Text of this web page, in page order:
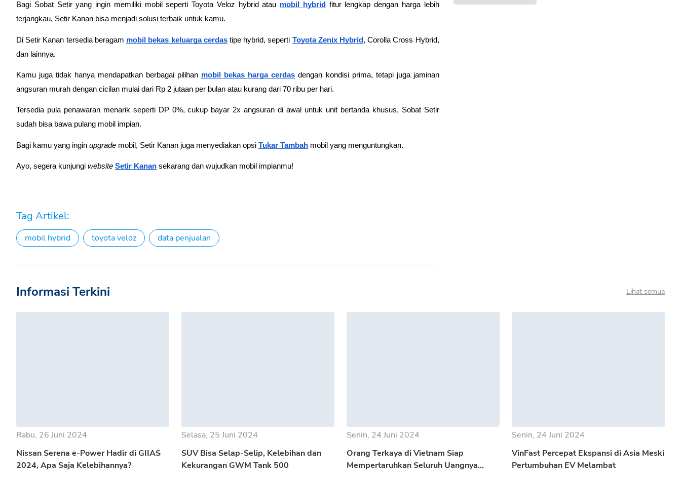
Bagi Sobat Setir yang ingin memiliki mobil seperti Toyota Veloz hybrid atau mobil hybrid fitur lengkap dengan harga lebih
terjangkau, Setir Kanan bisa menjadi solusi terbaik untuk kamu.
Di Setir Kanan tersedia beragam mobil bekas keluarga cerdas tipe hybrid, seperti Toyota Zenix Hybrid, Corolla Cross Hybrid,
dan lainnya.
Kamu juga tidak hanya mendapatkan berbagai pilihan mobil bekas harga cerdas dengan kondisi prima, tetapi juga jaminan
angsuran murah dengan cicilan mulai dari Rp 2 jutaan per bulan atau kurang dari 70 ribu per hari.
Tersedia pula penawaran menarik seperti DP 0%, cukup bayar 2x angsuran di awal untuk unit bertanda khusus, Sobat Setir
sudah bisa bawa pulang mobil impian.
Bagi kamu yang ingin upgrade mobil, Setir Kanan juga menyediakan opsi Tukar Tambah mobil yang menguntungkan.
Ayo, segera kunjungi website Setir Kanan sekarang dan wujudkan mobil impianmu!
Tag Artikel:
mobil hybrid toyota veloz data penjualan
Informasi Terkini Lihat semua
Rabu, 26 Juni 2024
Nissan Serena e-Power Hadir di GIIAS
2024, Apa Saja Kelebihannya?
Selasa, 25 Juni 2024
SUV Bisa Selap-Selip, Kelebihan dan
Kekurangan GWM Tank 500
Senin, 24 Juni 2024
Orang Terkaya di Vietnam Siap
Mempertaruhkan Seluruh Uangnya
Senin, 24 Juni 2024
VinFast Percepat Ekspansi di Asia Meski
Pertumbuhan EV Melambat